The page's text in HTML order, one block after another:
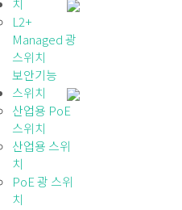
치
L2+
Managed 광
스위치
보안기능
스위치
산업용 PoE
스위치
산업용 스위
치
PoE 광 스위
치